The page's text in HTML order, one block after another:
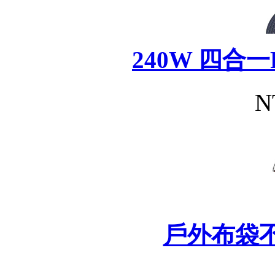
240W 四合
戶外布袋